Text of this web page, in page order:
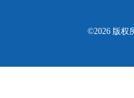
©2026 版权